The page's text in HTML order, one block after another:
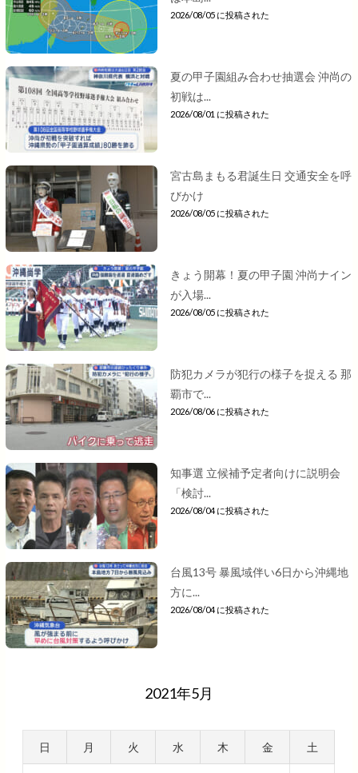
2026/08/05 に投稿された
夏の甲子園組み合わせ抽選会 沖尚の
初戦は...
2026/08/01 に投稿された
宮古島まもる君誕生日 交通安全を呼
びかけ
2026/08/05 に投稿された
きょう開幕！夏の甲子園 沖尚ナイン
が入場...
2026/08/05 に投稿された
防犯カメラが犯行の様子を捉える 那
覇市で...
2026/08/06 に投稿された
知事選 立候補予定者向けに説明会
「検討...
2026/08/04 に投稿された
台風13号 暴風域伴い6日から沖縄地
方に...
2026/08/04 に投稿された
2021年5月
日 月 火 水 木 金 土